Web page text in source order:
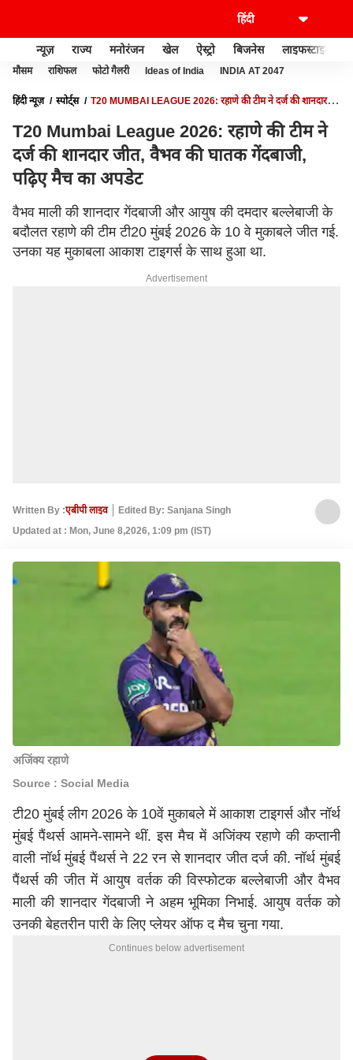
न्यूज़ राज्य मनोरंजन खेल ऐस्ट्रो बिजनेस लाइफस्टाइल
मौसम राशिफल फोटो गैलरी Ideas of India INDIA AT 2047
हिंदी न्यूज़ स्पोर्ट्स
T20 MUMBAI LEAGUE 2026: रहाणे की टीम ने दर्ज की शानदार
T20 Mumbai League 2026: रहाणे की टीम ने
दर्ज की शानदार जीत, वैभव की घातक गेंदबाजी,
पढ़िए मैच का अपडेट
वैभव माली की शानदार गेंदबाजी और आयुष की दमदार बल्लेबाजी के
बदौलत रहाणे की टीम टी20 मुंबई 2026 के 10 वे मुकाबले जीत गई.
उनका यह मुकाबला आकाश टाइगर्स के साथ हुआ था.
Advertisement
Written By :एबीपी लाइव
Edited By: Sanjana Singh
Updated at : Mon, June 8,2026, 1:09 pm (IST)
अजिंक्य रहाणे
Source : Social Media
टी20 मुंबई लीग 2026 के 10वें मुकाबले में आकाश टाइगर्स और नॉर्थ
मुंबई पैंथर्स आमने-सामने थीं. इस मैच में अजिंक्य रहाणेकी कप्तानी
वाली नॉर्थ मुंबई पैंथर्स ने 22 रन से शानदार जीत दर्ज की. नॉर्थ मुंबई
पैंथर्स की जीत में आयुष वर्तक की विस्फोटक बल्लेबाजी और वैभव
माली की शानदार गेंदबाजी ने अहम भूमिका निभाई. आयुष वर्तक को
उनकी बेहतरीन पारी के लिए प्लेयर ऑफ द मैच चुना गया.
Continues below advertisement